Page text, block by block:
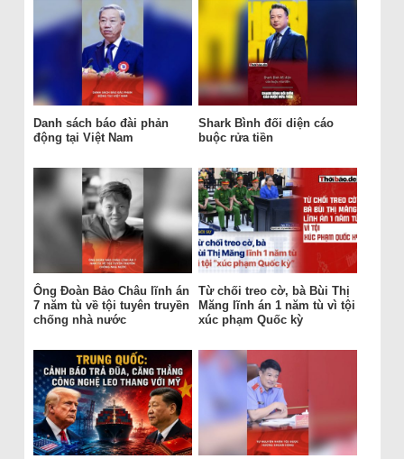
Danh sách báo đài phản
động tại Việt Nam
Shark Bình đối diện cáo
buộc rửa tiền
Ông Đoàn Bảo Châu lĩnh án
7 năm tù về tội tuyên truyền
chống nhà nước
Từ chối treo cờ, bà Bùi Thị
Măng lĩnh án 1 năm tù vì tội
xúc phạm Quốc kỳ